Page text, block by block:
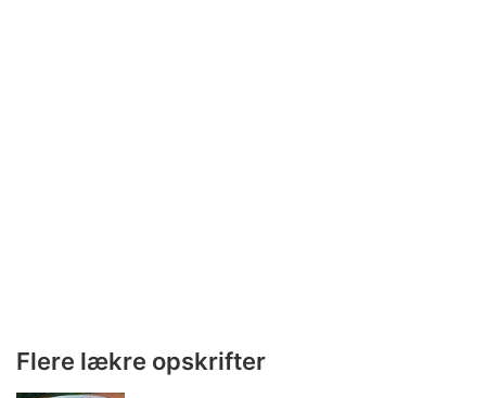
Flere lækre opskrifter